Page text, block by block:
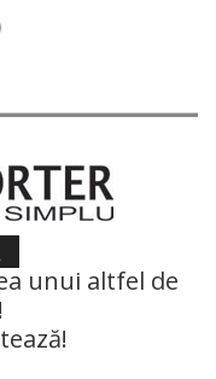
unui altfel de